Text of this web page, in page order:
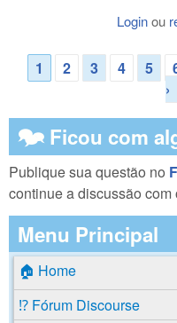
Loginou
Páginas
1 2 3 4 5
›
🗫 Ficou com
Publique sua questão no
continue a discussão
Menu Principal
🏠 Home
⁉️ Fórum Discourse